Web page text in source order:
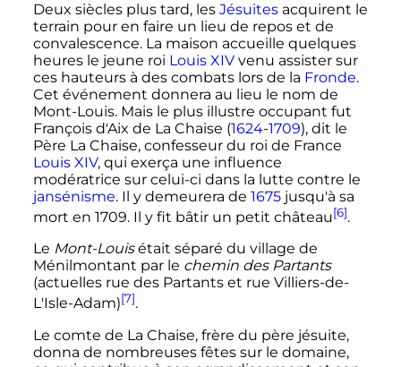
Deux siècles plus tard, les Jésuitesacquirent le
terrain pour en faire un lieu de repos et de
convalescence. La maison accueille quelques
heures le jeune roi Louis XIVvenu assister sur
ces hauteurs à des combats lors de la Fronde.
Cet événement donnera au lieu le nom de
Mont-Louis. Mais le plus illustre occupant fut
François d'Aix de La Chaise (1624-1709), dit le
Père La Chaise, confesseur du roi de France
Louis XIV, qui exerça une influence
modératrice sur celui-ci dans la lutte contre le
jansénisme. Il y demeurera de 1675jusqu'à sa
mort en 1709. Il y fit bâtir un petit château[6].
Le Mont-Louisétait séparé du village de
Ménilmontant par le chemin des Partants
(actuelles rue des Partants et rue Villiers-de-
L'Isle-Adam)[7].
Le comte de La Chaise, frère du père jésuite,
donna de nombreuses fêtes sur le domaine,